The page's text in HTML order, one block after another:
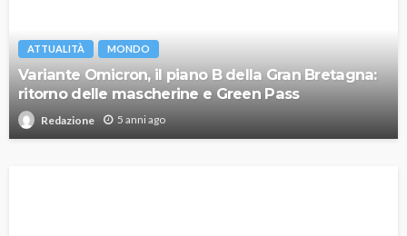
ATTUALITÀ MONDO
Variante Omicron, il piano B della Gran Bretagna:
ritorno delle mascherine e Green Pass
Redazione 5 anni ago